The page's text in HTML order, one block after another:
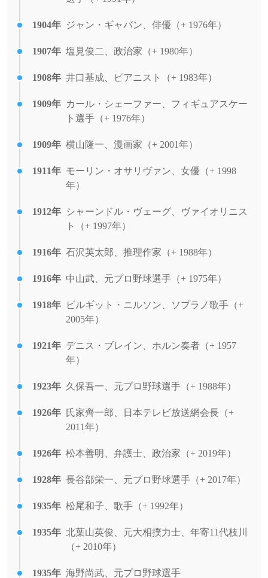
1904年 ジャン・ギャバン、俳優（+ 1976年）
1907年 塩見俊二、政治家（+ 1980年）
1908年 井口基成、ピアニスト（+ 1983年）
1909年 カール・シェーファー、フィギュアスケー
ト選手（+ 1976年）
1909年 横山隆一、漫画家（+ 2001年）
1911年 モーリン・オサリヴァン、女優（+ 1998
年）
1912年 シャーンドル・ヴェーグ、ヴァイオリニス
ト（+ 1997年）
1916年 石沢英太郎、推理作家（+ 1988年）
1916年 中山武、元プロ野球選手（+ 1975年）
1918年
ビルギット・ニルソン、ソプラノ歌手（+
2005年）
1921年 デニス・ブレイン、ホルン奏者（+ 1957
年）
1923年 久保吾一、元プロ野球選手（+ 1988年）
1926年 氏家齊一郎、日本テレビ放送網会長（+
2011年）
1926年 松本善明、弁護士、政治家（+ 2019年）
1928年 長谷部栄一、元プロ野球選手（+ 2017年）
1935年 松尾和子、歌手（+ 1992年）
1935年 北葉山英俊、元大相撲力士、年寄11代枝川
（+ 2010年）
1935年 海野尚武、元プロ野球選手